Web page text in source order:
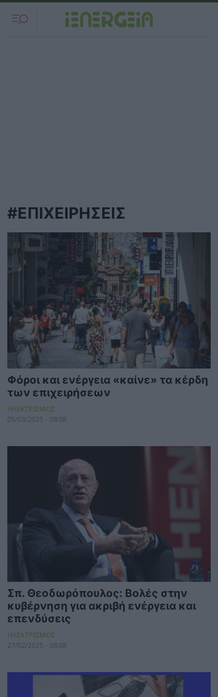
#ΕΠΙΧΕΙΡΗΣΕΙΣ
Φόροι και ενέργεια «καίνε» τα κέρδη
των επιχειρήσεων
ΗΛΕΚΤΡΙΣΜΟΣ
05/03/2025 - 08:08
Σπ. Θεοδωρόπουλος: Βολές στην
κυβέρνηση για ακριβή ενέργεια και
επενδύσεις
ΗΛΕΚΤΡΙΣΜΟΣ
27/02/2025 - 08:08